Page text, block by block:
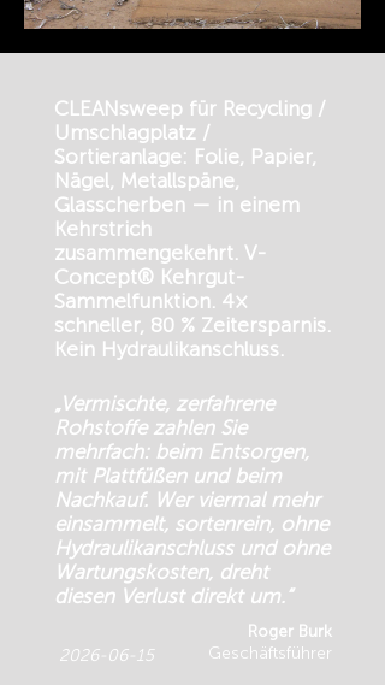
CLEANsweep für Recycling /
Umschlagplatz /
Sortieranlage: Folie, Papier,
Nägel, Metallspäne,
Glasscherben — in einem
Kehrstrich
zusammengekehrt. V-
Concept® Kehrgut-
Sammelfunktion. 4×
schneller, 80 % Zeitersparnis.
Kein Hydraulikanschluss.
„Vermischte, zerfahrene
Rohstoffe zahlen Sie
mehrfach: beim Entsorgen,
mit Plattfüßen und beim
Nachkauf. Wer viermal mehr
einsammelt, sortenrein, ohne
Hydraulikanschluss und ohne
Wartungskosten, dreht
diesen Verlust direkt um.“
2026-06-15
Roger Burk
Geschäftsführer